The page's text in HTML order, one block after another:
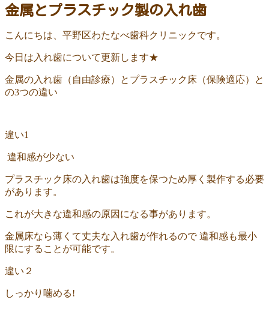
金属とプラスチック製の入れ歯
こんにちは、平野区わたなべ歯科クリニックです。
今日は入れ歯について更新します★
金属の入れ歯（自由診療）とプラスチック床（保険適応）と
の3つの違い
違い1
違和感が少ない
プラスチック床の入れ歯は強度を保つため厚く製作する必要
があります。
これが大きな違和感の原因になる事があります。
金属床なら薄くて丈夫な入れ歯が作れるので 違和感も最小
限にすることが可能です。
違い２
しっかり噛める!